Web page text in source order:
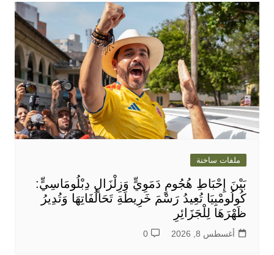
ملفات ساخنة
بَيْنَ إِحْبَاطِ هُجُومٍ دَمَوِيٍّ وَزِلْزَالٍ دِبْلُومَاسِيٍّ:
كُولُومْبِيَا تُعِيدُ رَسْمَ خَرِيطَةِ تَحَالُفَاتِهَا وَتُدِيرُ
ظَهْرَهَا لِلْجَزَائِرِ
أغسطس 8, 2026 0